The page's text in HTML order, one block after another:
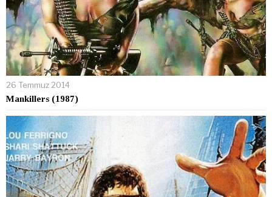
26 Temmuz 2014
Mankillers (1987)